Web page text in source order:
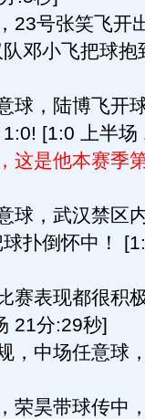
23号张笑飞开
邓小飞把球
球，陆博飞开
[1:0 上半场
这是他本赛季
球，武汉禁区
扑倒怀中！
赛表现都很积
21分:29秒]
，中场任意球
荣昊带球传中